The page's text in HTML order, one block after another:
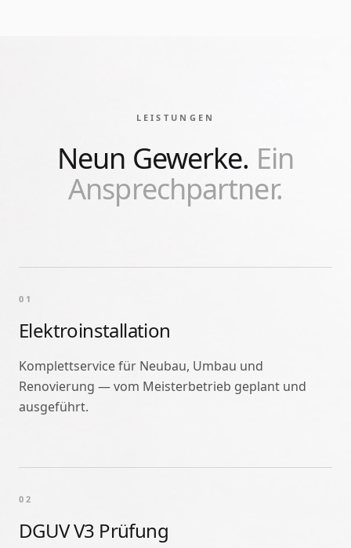
LEISTUNGEN
Neun Gewerke. Ein
Ansprechpartner.
01
Elektroinstallation
Komplettservice für Neubau, Umbau und
Renovierung — vom Meisterbetrieb geplant und
ausgeführt.
02
DGUV V3 Prüfung